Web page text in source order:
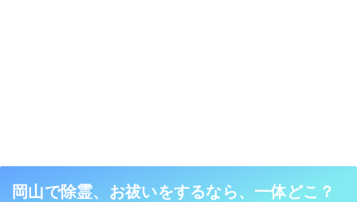
岡山で除霊、お祓いをするなら、一体どこ？